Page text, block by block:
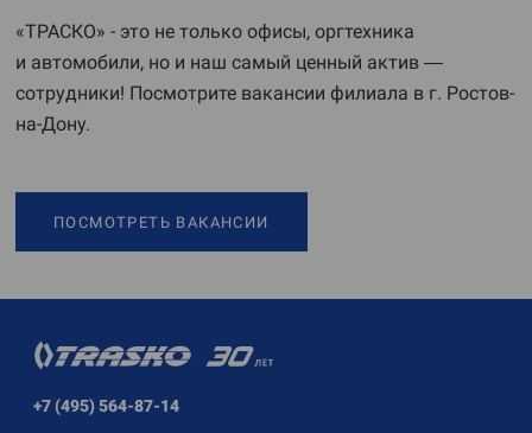
«ТРАСКО» - это не только офисы, оргтехника
и автомобили, но и наш самый ценный актив —
сотрудники! Посмотрите вакансии филиала в г. Ростов-
на-Дону.
ПОСМОТРЕТЬ ВАКАНСИИ
+7 (495) 564-87-14